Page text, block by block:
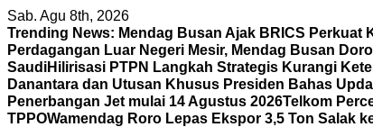
Skip
to
content
Sab. Agu 8th, 2026
Trending News: Mendag Busan Ajak BRICS Perkuat
Perdagangan Luar Negeri Mesir, Mendag Busan
SaudiHilirisasi PTPN Langkah Strategis Kurangi
Danantara dan Utusan Khusus Presiden Bahas
Penerbangan Jet mulai 14 Agustus 2026Telkom
TPPOWamendag Roro Lepas Ekspor 3,5 Ton Salak